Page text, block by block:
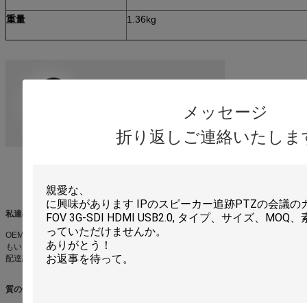
メッセージ
折り返しご連絡いたしま
重量 1.36kg
私達のサービス
OEMサービス:私達は私達の顧客のためのOEMおよびODMサービスを提供して
もいいです
配達調達期間:3-5仕事日の順序、7-15仕事日の大量注文を見本抽出して下さい
質の保証